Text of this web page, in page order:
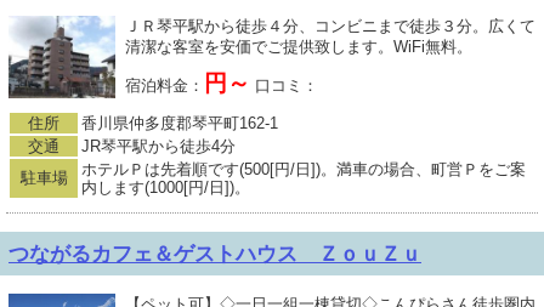
ＪＲ琴平駅から徒歩４分、コンビニまで徒歩３分。広くて
清潔な客室を安価でご提供致します。WiFi無料。
宿泊料金： 円～ 口コミ：
住所
香川県仲多度郡琴平町162-1
交通
JR琴平駅から徒歩4分
駐車場
ホテルＰは先着順です(500[円/日])。満車の場合、町営Ｐをご案
内します(1000[円/日])。
つながるカフェ＆ゲストハウス ＺｏｕＺｕ